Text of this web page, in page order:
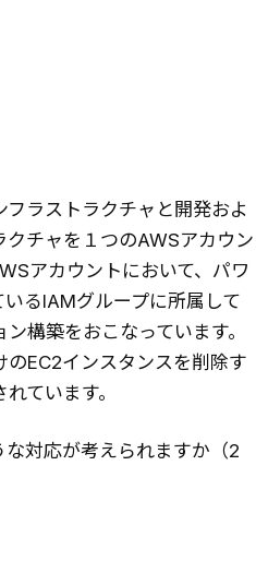
ラストラクチャと開発およ
チャを１つのAWSアカウン
アカウントにおいて、パワ
るIAMグループに所属して
構築をおこなっています。
EC2インスタンスを削除す
ています。
対応が考えられますか（2